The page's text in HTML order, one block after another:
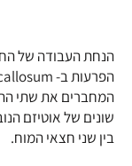
הנחת העבודה של
המחברים את שתי
שונים של אוטיזם
בין שני חצאי המוח.